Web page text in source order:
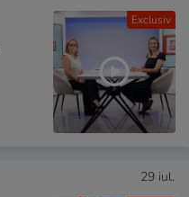
Exclusiv
29 iul.